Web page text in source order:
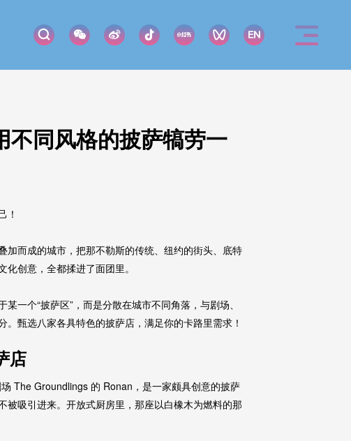
不同风格的披萨犒劳一
！
而成的城市，把那不勒斯的传统、纽约的街头、底特
创意，全都揉进了面团里。
一个“披萨区”，而是分散在城市不同角落，与剧场、
甄选八家各具特色的披萨店，满足你的卡路里需求！
店
The Groundlings 的 Ronan，是一家颇具创意的披萨
被吸引进来。开放式厨房里，那座以白橡木为燃料的那